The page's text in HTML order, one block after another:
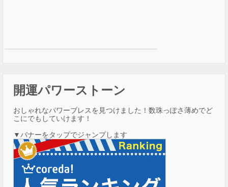
開運パワーストーン
おしゃれなパワーブレスを見つけました！数珠っぽさ薄めでど
こにでもしていけます！
▼バナーをタップでジャンプします